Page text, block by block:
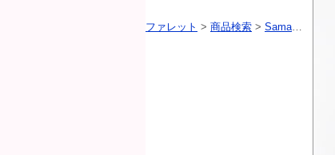
ファレット > 商品検索 > Samansa Mos2（サマンサモスモス）